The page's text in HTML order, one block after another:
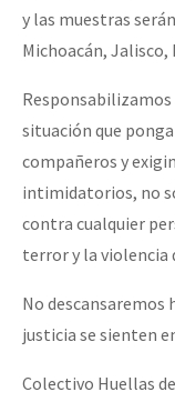
y las muestras
Michoacán, Jalisco,
situación que
compañeros y
intimidatorios, no
contra cualquier
terror y la violencia
No descansaremos
justicia se sienten
Colectivo Huellas